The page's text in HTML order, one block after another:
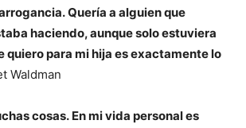
Quería a alguien que
haciendo, aunque solo estuviera
quiero para mi hija es exactamente lo
Waldman
cosas. En mi vida personal es